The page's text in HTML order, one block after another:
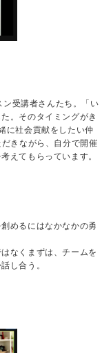
受講者さんたち。「い
。そのタイミングがき
に社会貢献をしたい仲
きながら、自分で開催
えてもらっています。
めるにはなかなかの勇
なくまずは、チームを
し合う。